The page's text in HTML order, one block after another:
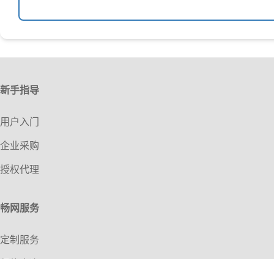
新手指导
用户入门
企业采购
授权代理
畅网服务
定制服务